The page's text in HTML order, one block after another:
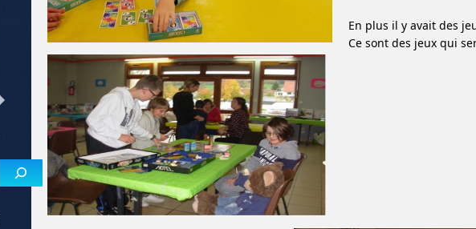
En plus il y avait des
Ce sont des jeux qui